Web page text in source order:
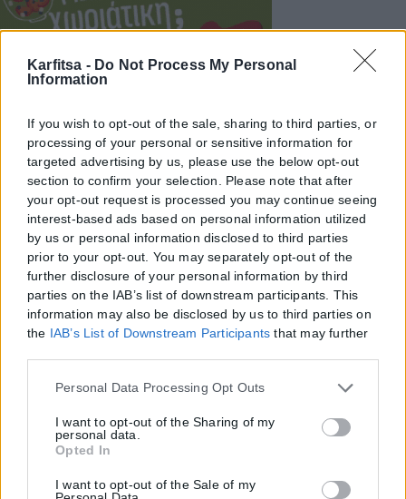
Karfitsa - Do Not Process My Personal
Information
If you wish to opt-out of the sale, sharing to third parties, or
processing of your personal or sensitive information for
targeted advertising by us, please use the below opt-out
section to confirm your selection. Please note that after
your opt-out request is processed you may continue seeing
interest-based ads based on personal information utilized
by us or personal information disclosed to third parties
prior to your opt-out. You may separately opt-out of the
further disclosure of your personal information by third
parties on the IAB’s list of downstream participants. This
information may also be disclosed by us to third parties on
the IAB’s List of Downstream Participants that may further
Please note that this website/app uses one or more Google
but not limited to your visit or usage behaviour. You may
click to grant or deny consent to Google and its third-party
tags to use your data for below specified purposes in below
Google consent section.
Personal Data Processing Opt Outs
I want to opt-out of the Sharing of my
personal data.
Opted In
I want to opt-out of the Sale of my